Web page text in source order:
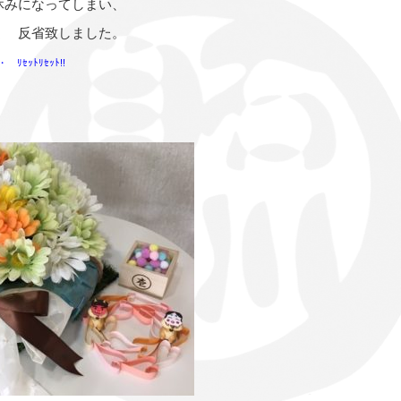
になってしまい、
反省致しました。
ﾘｾｯﾄﾘｾｯﾄ!!